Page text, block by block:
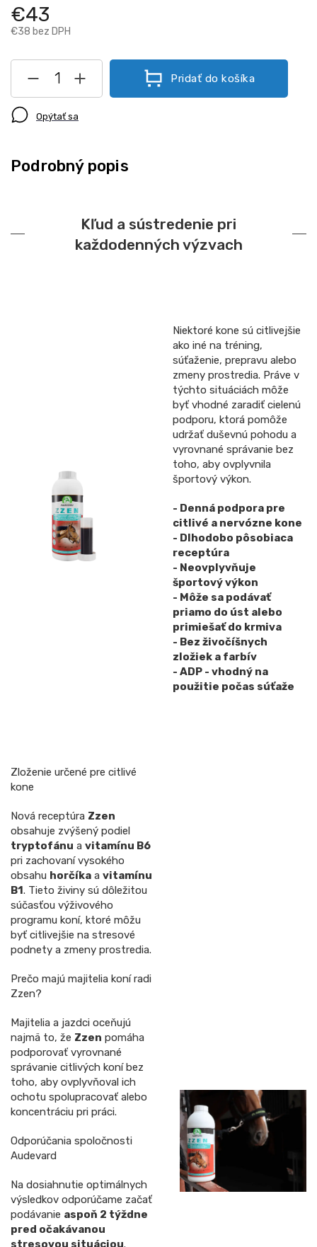
€43
€38 bez DPH
Pridať do košíka
Opýtať sa
Podrobný popis
Kľud a sústredenie pri
každodenných výzvach
Niektoré kone sú citlivejšie
ako iné na tréning,
súťaženie, prepravu alebo
zmeny prostredia. Práve v
týchto situáciách môže
byť vhodné zaradiť cielenú
podporu, ktorá pomôže
udržať duševnú pohodu a
vyrovnané správanie bez
toho, aby ovplyvnila
športový výkon.
- Denná podpora pre
citlivé a nervózne kone
- Dlhodobo pôsobiaca
receptúra
- Neovplyvňuje
športový výkon
- Môže sa podávať
priamo do úst alebo
primiešať do krmiva
- Bez živočíšnych
zložiek a farbív
- ADP - vhodný na
použitie počas súťaže
Zloženie určené pre citlivé
kone
Nová receptúra Zzen
obsahuje zvýšený podiel
tryptofánu a vitamínu B6
pri zachovaní vysokého
obsahu horčíka a vitamínu
B1. Tieto živiny sú dôležitou
súčasťou výživového
programu koní, ktoré môžu
byť citlivejšie na stresové
podnety a zmeny prostredia.
Prečo majú majitelia koní radi
Zzen?
Majitelia a jazdci oceňujú
najmä to, že Zzen pomáha
podporovať vyrovnané
správanie citlivých koní bez
toho, aby ovplyvňoval ich
ochotu spolupracovať alebo
koncentráciu pri práci.
Odporúčania spoločnosti
Audevard
Na dosiahnutie optimálnych
výsledkov odporúčame začať
podávanie aspoň 2 týždne
pred očakávanou
stresovou situáciou.